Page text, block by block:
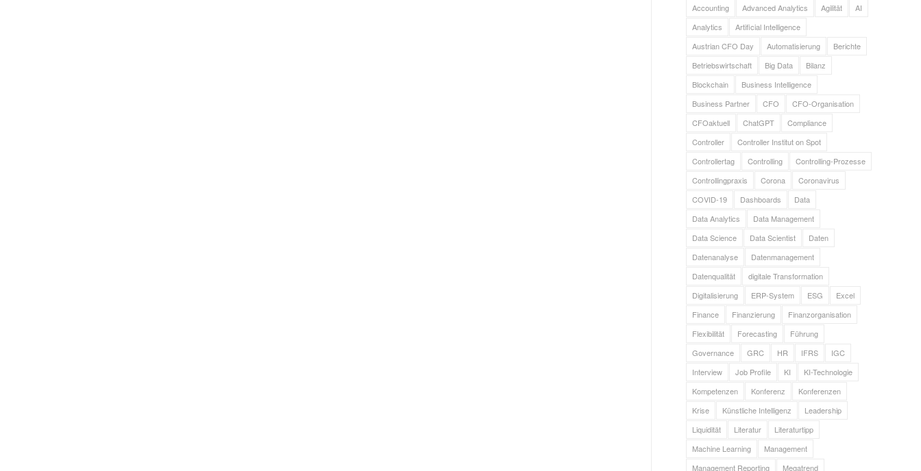
Accounting Advanced Analytics Agilität
AI
Analytics
Artificial Intelligence
Austrian CFO Day
Automatisierung
Berichte
Betriebswirtschaft
Big Data
Bilanz
Blockchain
Business Intelligence
Business Partner
CFO
CFO-Organisation
CFOaktuell
ChatGPT
Compliance
Controller
Controller Institut on Spot
Controllertag
Controlling
Controlling-Prozesse
Controllingpraxis
Corona
Coronavirus
COVID-19
Dashboards
Data
Data Analytics
Data Management
Data Science
Data Scientist
Daten
Datenanalyse
Datenmanagement
Datenqualität
digitale Transformation
Digitalisierung
ERP-System ESG
Excel
Finance
Finanzierung
Finanzorganisation
Flexibilität
Forecasting
Führung
Governance
GRC HR IFRS
IGC
Interview
Job Profile KI
KI-Technologie
Kompetenzen
Konferenz
Konferenzen
Krise
Künstliche Intelligenz
Leadership
Liquidität
Literatur
Literaturtipp
Machine Learning
Management
Management Reporting
Megatrend